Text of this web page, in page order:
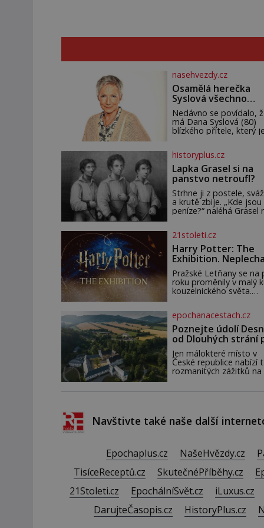
nasehvezdy.cz
Osamělá herečka
Syslová všechno
vzdala?
Nedávno se povídalo,
má Dana Syslová (80)
blízkého přítele, který
posledních dnech čím dál
častěji mluví o svém
odchodu. Dohnala ji snad
samota? Půs
historyplus.cz
Lapka Grasel si na
panstvo netroufl?
Strhne ji z postele,
a krutě zbije. „Kde jsou
peníze?“ naléhá Grasel
ani nemůže, protože
žádné nemá, spokojí se
lupič s několika měďáky a
štůčky látky. Zraněná
pár dní nato umírá. Je to
muž nebývale krutý.
činy budí hrůzu ještě
21stoleti.cz
Harry Potter: The
Exhibition. Neplecha
zahájena…
Pražské Letňany se na
roku proměnily v malý
kouzelnického světa.
Česka originální filmové
kostýmy a rekvizity,
Bradavice, Hagridovu
i uč
epochanacestach.cz
Poznejte údolí
od Dlouhých strání
termální prameny
Jen málokteré místo v
České republice nabízí
rozmanitých zážitků na
do útrob jedné z
nejvýznamnějších
projet se na koloběžce
den zakončit
památek ve Velkých
Losinách nebo v
Navštivte také naše další
Epochaplus.cz NašeHvězdy.cz
TisíceReceptů.cz
SkutečnéPříběhy.cz
21Stoleti.cz
EpochálníSvět.cz iLuxus.cz
DarujteČasopis.cz
HistoryPlus.cz